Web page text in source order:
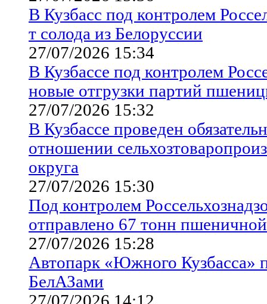
В Кузбасс под контролем
т солода из Белоруссии
27/07/2026 15:34
В Кузбассе под контролем
новые отгрузки партий
27/07/2026 15:32
В Кузбассе проведен
отношении
округа
27/07/2026 15:30
Под контролем
отправлено 67 тонн
27/07/2026 15:28
Автопарк «Южного Кузбасса»
БелАЗами